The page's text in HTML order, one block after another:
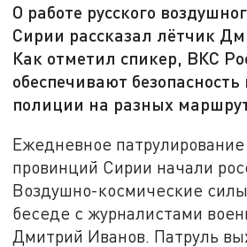
О работе русского
Сирии рассказал лётчик
Как отметил спикер, ВКС
обеспечивают
полиции на разных
Ежедневное
провинций Сирии начали
Воздушно-космические
беседе с журналистами
Дмитрий Иванов. Патруль